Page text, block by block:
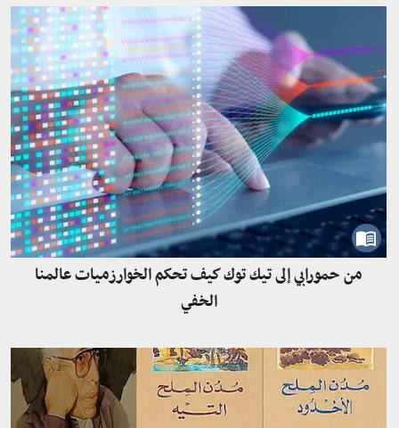
من حمورابي إلى تيك توك كيف تحكم الخوارزميات عالمنا
الخفي